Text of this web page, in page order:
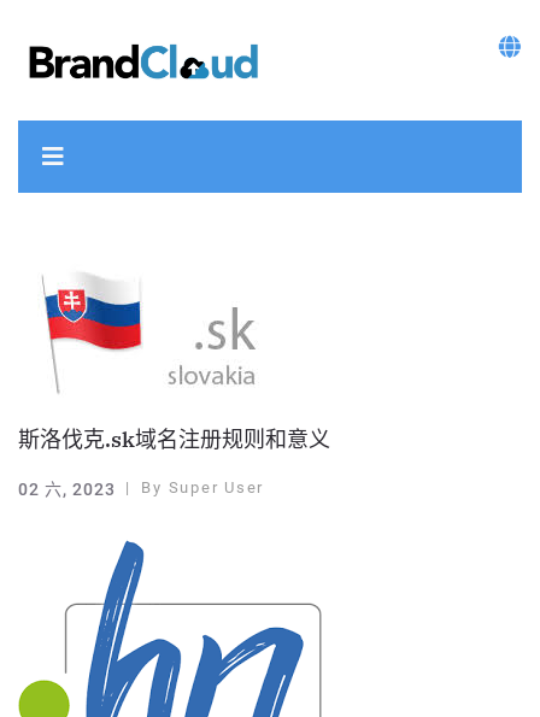
斯洛伐克.sk域名注册规则和意义
02 六, 2023 By Super User